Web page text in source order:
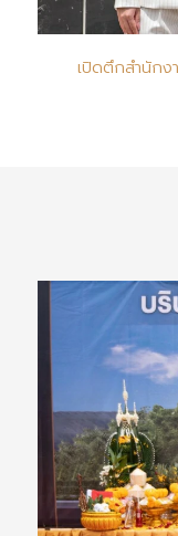
เปิดตึกสำนักง